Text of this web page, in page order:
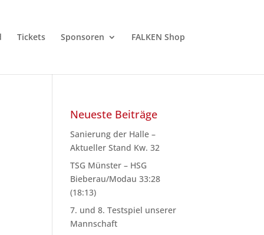
Tickets Sponsoren FALKEN Shop
Neueste Beiträge
Sanierung der Halle –
Aktueller Stand Kw. 32
TSG Münster – HSG
Bieberau/Modau 33:28
(18:13)
7. und 8. Testspiel unserer
Mannschaft